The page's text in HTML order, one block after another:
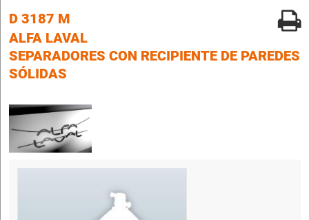
D 3187 M
ALFA LAVAL
SEPARADORES CON RECIPIENTE DE PAREDES
SÓLIDAS